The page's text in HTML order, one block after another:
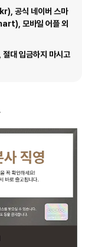
공식 네이버 스마
모바일 어플 외
, 절대 입금하지 마시고